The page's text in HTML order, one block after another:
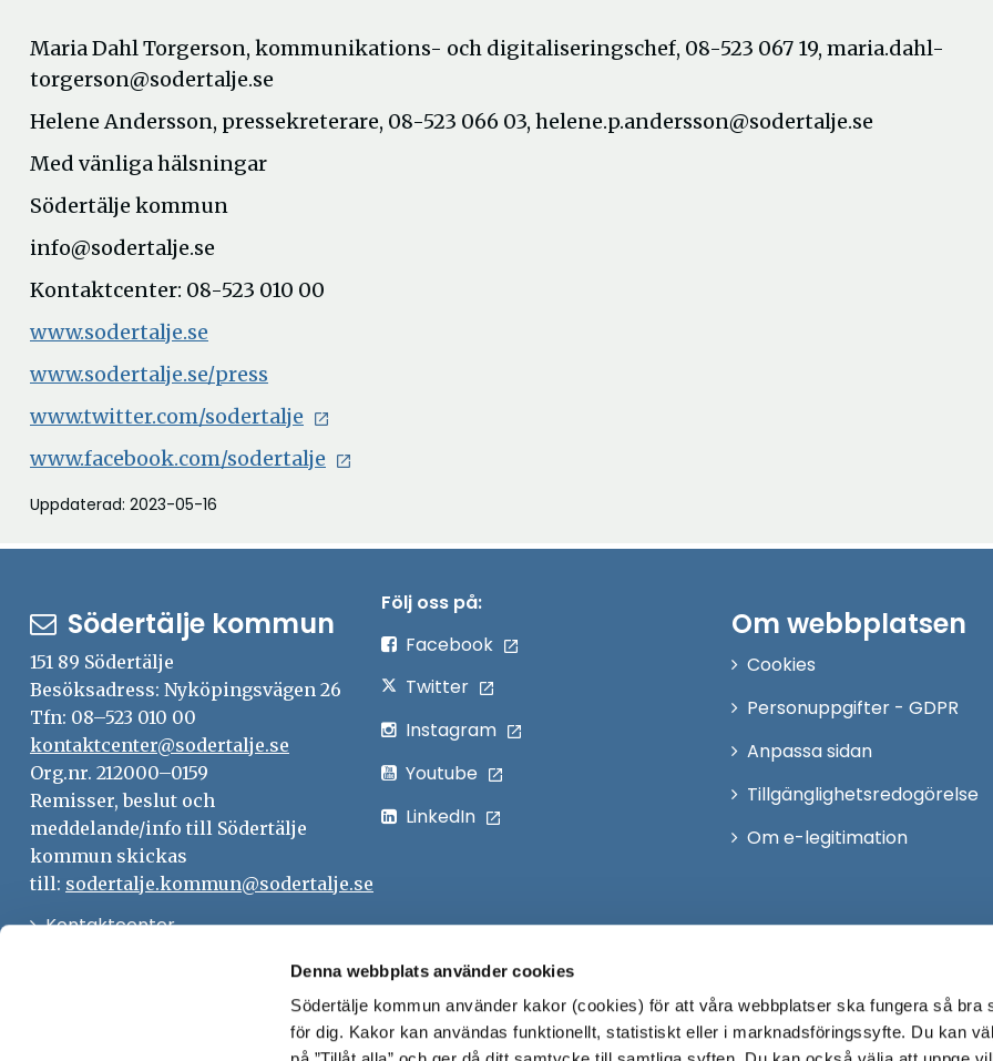
Denna webbplats använder cookies
Södertälje kommun använder kakor (cookies) för att våra webbplatser ska fungera så bra
för dig. Kakor kan användas funktionellt, statistiskt eller i marknadsföringssyfte. Du kan
Maria Dahl Torgerson, kommunikations- och digitaliseringschef, 08-523 067 19, maria.dahl-
torgerson@sodertalje.se
Helene Andersson, pressekreterare, 08-523 066 03, helene.p.andersson@sodertalje.se
Med vänliga hälsningar
Södertälje kommun
info@sodertalje.se
Kontaktcenter: 08-523 010 00
www.sodertalje.se
www.sodertalje.se/press
www.twitter.com/sodertalje
www.facebook.com/sodertalje
Uppdaterad: 2023-05-16
Södertälje kommun
151 89 Södertälje
Besöksadress: Nyköpingsvägen 26
Tfn: 08–523 010 00
kontaktcenter@sodertalje.se
Org.nr. 212000–0159
Remisser, beslut och
meddelande/info till Södertälje
kommun skickas
till: sodertalje.kommun@sodertalje.se
KontaktcenterÖppna
Följ oss på:
Facebook
Twitter
Instagram
Youtube
LinkedIn
Om webbplatsen
Cookies
Personuppgifter - GDPR
Anpassa sidan
Tillgänglighetsredogörelse
Om e-legitimation